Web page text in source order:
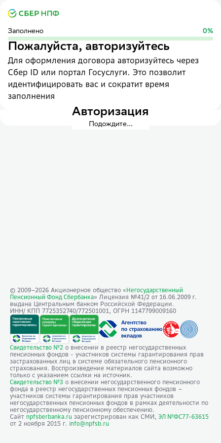
Заполнено 0%
Пожалуйста, авторизуйтесь
Для оформления договора авторизуйтесь через
Сбер ID или портал Госуслуги. Это позволит
идентифицировать вас и сократит время
заполнения
Авторизация
Подождите...
© 2009–2026 Акционерное общество « Негосударственный
Пенсионный Фонд Сбербанка» Лицензия №41/2 от 16.06.2009 г.
выдана Центральным банком Российской Федерации.
ИНН/ КПП 7725352740/772501001, ОГРН 1147799009160
Свидетельство №2 о внесении в реестр негосударственных
пенсионных фондов - участников системы гарантирования прав
застрахованных лиц в системе обязательного пенсионного
страхования. Воспроизведение материалов сайта возможно
только с указанием ссылки на источник.
Свидетельство №3 о внесении негосударственного пенсионного
фонда в реестр негосударственных пенсионных фондов –
участников системы гарантирования прав участников
негосударственных пенсионных фондов в рамках деятельности по
негосударственному пенсионному обеспечению.
Сайт npfsberbanka.ru зарегистрирован как СМИ, ЭЛ №ФС77-63615
от 2 ноября 2015 г. info@npfsb.ru